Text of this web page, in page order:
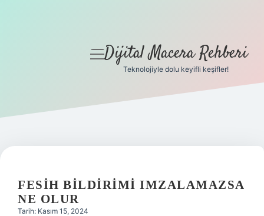
Gizlilik Politikası
Yasal Uyarı
menüyü
Dijital Macera Rehberi
Teknolojiyle dolu keyifli keşifler!
FESIH BILDIRIMI IMZALAMAZSA
NE OLUR
Tarih: Kasım 15, 2024